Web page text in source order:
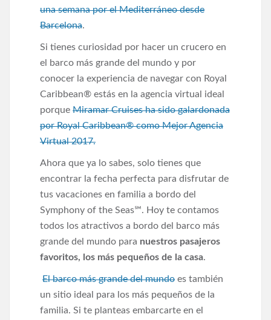
una semana por el Mediterráneo desde
Barcelona.
Si tienes curiosidad por hacer un crucero en
el barco más grande del mundo y por
conocer la experiencia de navegar con Royal
Caribbean® estás en la agencia virtual ideal
porque Miramar Cruises ha sido galardonada
por Royal Caribbean® como Mejor Agencia
Virtual 2017.
Ahora que ya lo sabes, solo tienes que
encontrar la fecha perfecta para disfrutar de
tus vacaciones en familia a bordo del
Symphony of the Seas℠. Hoy te contamos
todos los atractivos a bordo del barco más
grande del mundo para nuestros pasajeros
favoritos, los más pequeños de la casa.
El barco más grande del mundo es también
un sitio ideal para los más pequeños de la
familia. Si te planteas embarcarte en el